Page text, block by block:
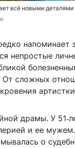
всё новыми деталями
напоминает
непростые
сложных
драмы. У
и ее
о